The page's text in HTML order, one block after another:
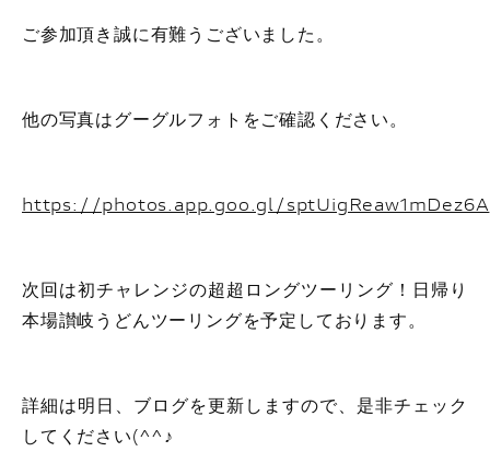
ご参加頂き誠に有難うございました。
他の写真はグーグルフォトをご確認ください。
https://photos.app.goo.gl/sptUigReaw1mDez6A
次回は初チャレンジの超超ロングツーリング！日帰り
本場讃岐うどんツーリングを予定しております。
詳細は明日、ブログを更新しますので、是非チェック
してください(^^♪